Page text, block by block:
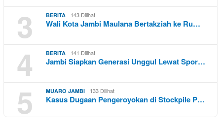
3 BERITA 143 Dilihat
Wali Kota Jambi Maulana Bertakziah ke Ru…
4 BERITA 141 Dilihat
Jambi Siapkan Generasi Unggul Lewat Spor…
5 MUARO JAMBI 133 Dilihat
Kasus Dugaan Pengeroyokan di Stockpile P…